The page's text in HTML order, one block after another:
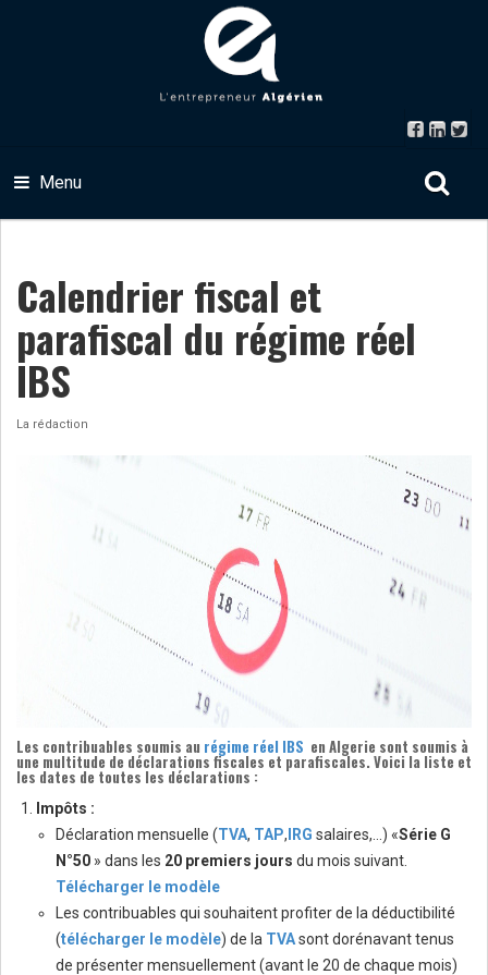
Menu
Calendrier fiscal et
parafiscal du régime réel
IBS
La rédaction
Les contribuables soumis au régime réel IBS en Algerie sont soumis à
une multitude de déclarations fiscales et parafiscales. Voici la liste et
les dates de toutes les déclarations :
Impôts :
Déclaration mensuelle (TVA, TAP, IRG salaires,…) «Série G
N°50 » dans les 20 premiers jours du mois suivant.
Télécharger le modèle
Les contribuables qui souhaitent profiter de la déductibilité
(télécharger le modèle) de la TVAsont dorénavant tenus
de présenter mensuellement (avant le 20 de chaque mois)